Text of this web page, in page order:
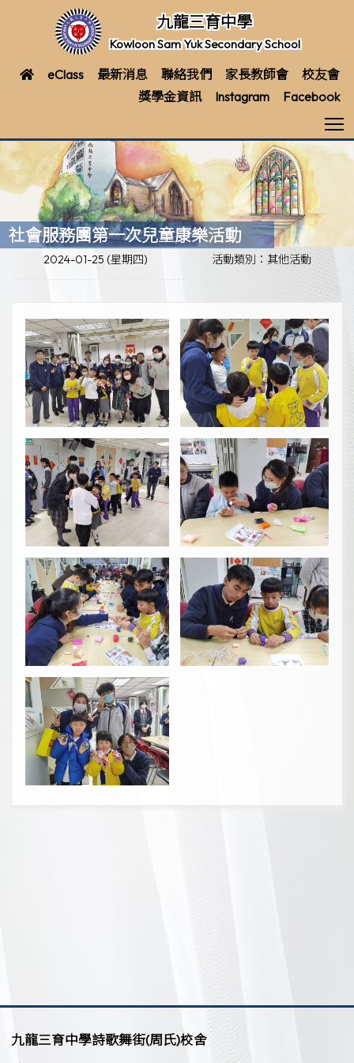
九龍三育中學
Kowloon Sam Yuk Secondary School
eClass 最新消息 聯絡我們 家長教師會
校友會
獎學金資訊
Instagram Facebook
社會服務團第一次兒童康樂活動
2024-01-25 (星期四) 活動類別：其他活動
九龍三育中學詩歌舞街(周氏)校舍